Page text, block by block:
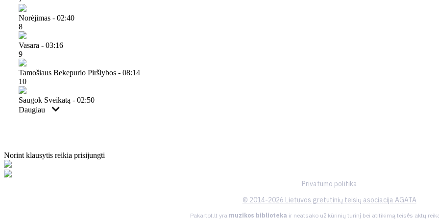
Norėjimas - 02:40
8
Vasara - 03:16
9
Tamošiaus Bekepurio Piršlybos - 08:14
10
Saugok Sveikatą - 02:50
Daugiau
Norint klausytis reikia prisijungti
Privatumo politika
© 2014-2026 Lietuvos gretutinių teisių asociacija AGATA
Pakartot.lt yra muzikos biblioteka ir neatsako už kūrinių turinį bei atitikimą teisės aktų